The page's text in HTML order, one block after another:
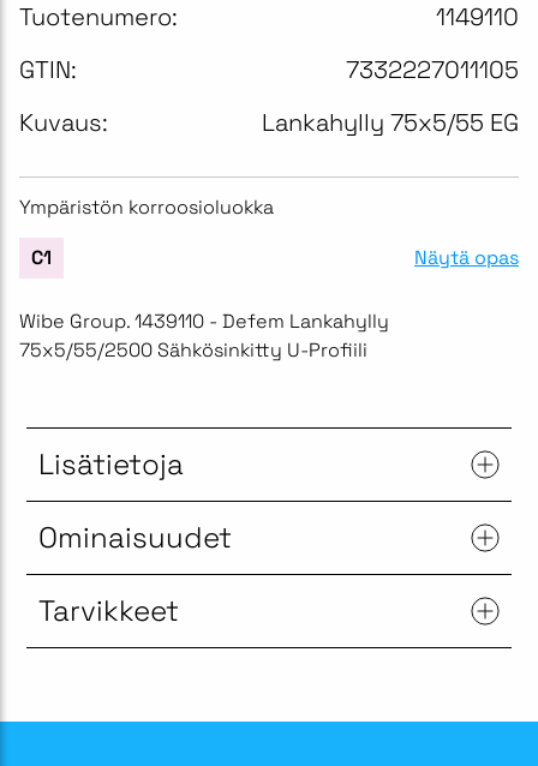
Tuotenumero:
1149110
GTIN:
7332227011105
Kuvaus:
Lankahylly 75x5/55 EG
Ympäristön korroosioluokka
C1 Näytä opas
Wibe Group. 1439110 - Defem Lankahylly
75x5/55/2500 Sähkösinkitty U-Profiili
Lisätietoja
Ominaisuudet
Tarvikkeet